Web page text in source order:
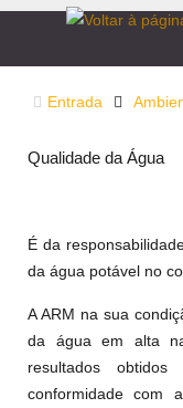
Entrada
Qualidade da Água
É da
da água potável no
A ARM na sua
da água em alta
resultados
conformidade com